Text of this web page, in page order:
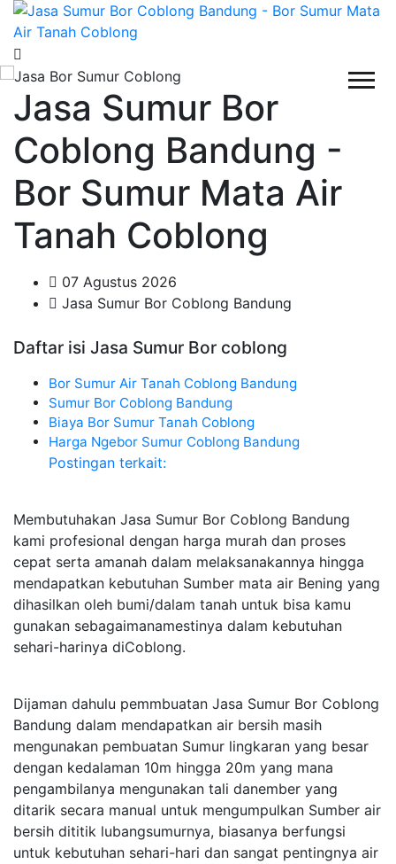
Jasa Sumur Bor
Coblong Bandung -
Bor Sumur Mata Air
Tanah Coblong
07 Agustus 2026
Jasa Sumur Bor Coblong Bandung
Daftar isi Jasa Sumur Bor coblong
Bor Sumur Air Tanah Coblong Bandung
Sumur Bor Coblong Bandung
Biaya Bor Sumur Tanah Coblong
Harga Ngebor Sumur Coblong Bandung
Postingan terkait:
Membutuhakan Jasa Sumur Bor Coblong Bandung
kami profesional dengan harga murah dan proses
cepat serta amanah dalam melaksanakannya hingga
mendapatkan kebutuhan Sumber mata air Bening yang
dihasilkan oleh bumi/dalam tanah untuk bisa kamu
gunakan sebagaimanamestinya dalam kebutuhan
sehari-harinya diCoblong.
Dijaman dahulu pemmbuatan Jasa Sumur Bor Coblong
Bandung dalam mendapatkan air bersih masih
mengunakan pembuatan Sumur lingkaran yang besar
dengan kedalaman 10m hingga 20m yang mana
pengambilanya mengunakan tali danember yang
ditarik secara manual untuk mengumpulkan Sumber air
bersih dititik lubangsumurnya, biasanya berfungsi
untuk kebutuhan sehari-hari dan sangat pentingnya air